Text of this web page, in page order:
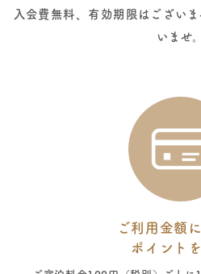
入会費無料、有効期限はござい
いませ。
ご利用金額
ポイント